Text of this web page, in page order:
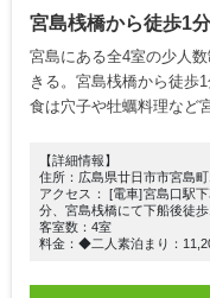
宮島桟橋から徒歩1
宮島にある全4室の少人
きる。宮島桟橋から徒歩
食は穴子や牡蠣料理など
【詳細情報】
住所：広島県廿日市市宮島
アクセス： [電車]宮島口駅
分、宮島桟橋にて下船後徒
客室数：4室
料金：◆二人素泊まり：